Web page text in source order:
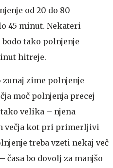
od 20 do 80
45 minut. Nekateri
bodo tako polnjenje
hitreje.
zime polnjenje
moč polnjenja precej
velika – njena
večja kot pri primerljivi
treba vzeti nekaj več
časa bo dovolj za manjšo